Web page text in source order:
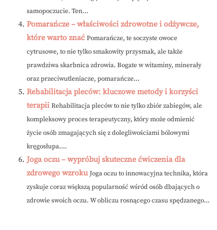
samopoczucie. Ten...
Pomarańcze – właściwości zdrowotne i odżywcze,
które warto znać Pomarańcze, te soczyste owoce
cytrusowe, to nie tylko smakowity przysmak, ale także
prawdziwa skarbnica zdrowia. Bogate w witaminy, minerały
oraz przeciwutleniacze, pomarańcze...
Rehabilitacja pleców: kluczowe metody i korzyści
terapii Rehabilitacja pleców to nie tylko zbiór zabiegów, ale
kompleksowy proces terapeutyczny, który może odmienić
życie osób zmagających się z dolegliwościami bólowymi
kręgosłupa....
Joga oczu – wypróbuj skuteczne ćwiczenia dla
zdrowego wzroku Joga oczu to innowacyjna technika, która
zyskuje coraz większą popularność wśród osób dbających o
zdrowie swoich oczu. W obliczu rosnącego czasu spędzanego...